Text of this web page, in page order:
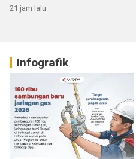
21 jam lalu
Infografik